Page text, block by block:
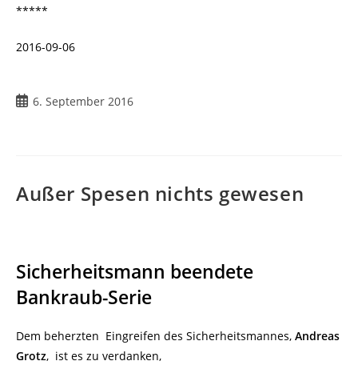
*****
2016-09-06
6. September 2016
Außer Spesen nichts gewesen
Sicherheitsmann beendete
Bankraub-Serie
Dem beherzten Eingreifen des Sicherheitsmannes, Andreas
Grotz, ist es zu verdanken,